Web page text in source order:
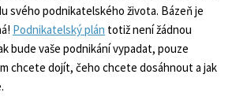
svého podnikatelského života. Bázeň je
Podnikatelský plán totiž není žádnou
bude vaše podnikání vypadat, pouze
chcete dojít, čeho chcete dosáhnout a jak